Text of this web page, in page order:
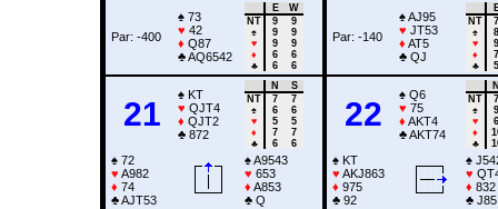
Par: -400
♠ 73
♥ 42
♦ Q87
♣AQ6542
E
W
NT
9
9
♠
9
9
♥
9
9
♦
6
6
♣
6 6
Par: -140
♠AJ95
♥ JT53
♦ AT5
♣ QJ
NT
7
♠
8
♥
9
♦
7
♣
5
21
♠ KT
♥ QJT4
♦ QJT2
♣ 872
N
S
NT
7
7
♠
6
6
♥
5
5
♦
7
7
♣
6 6
♠ 72
♥ A982
♦ 74
♣AJT53
♠A9543
♥ 653
♦ A853
♣ Q
22
♠ Q6
♥ 75
♦ AKT4
♣AKT74
NT
7
♠
9
♥
6
♦
♣
♠ KT
♥ AKJ863
♦ 975
♣ 92
♠
♥
♦ 832
♣ J85